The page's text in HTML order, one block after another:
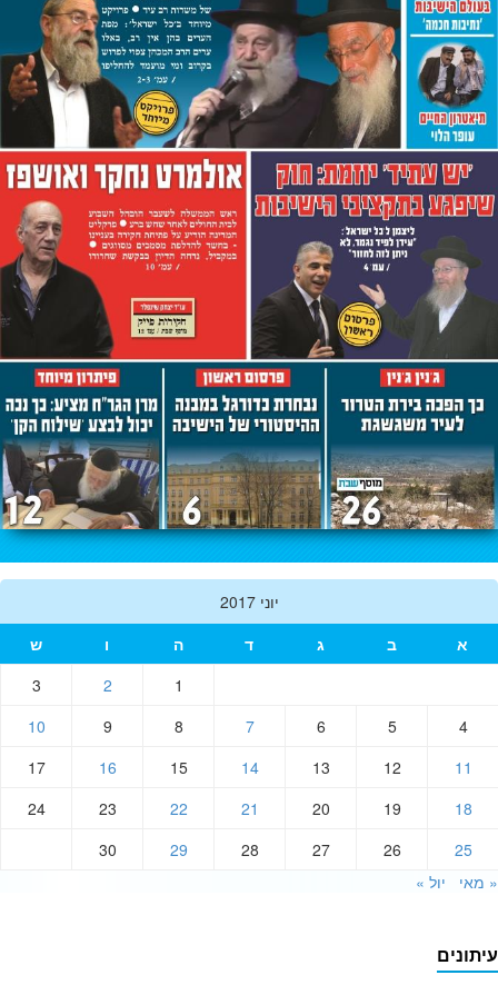
יוני 2017
10
12
13
14
15
16
17
18
19
20
22
23
24
25
26
27
28
29
30
יול »